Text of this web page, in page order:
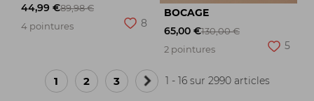
44,99 €89,98 €
4 pointures
8
BOCAGE
65,00 €130,00 €
2 pointures
5
1 2 3
Page
1 - 16 sur 2990 articles